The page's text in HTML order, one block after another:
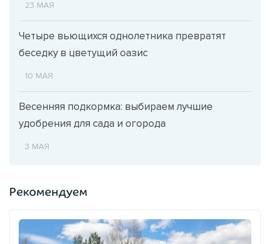
23 МАЯ
Четыре вьющихся однолетника превратят
беседку в цветущий оазис
10 МАЯ
Весенняя подкормка: выбираем лучшие
удобрения для сада и огорода
3 МАЯ
Рекомендуем